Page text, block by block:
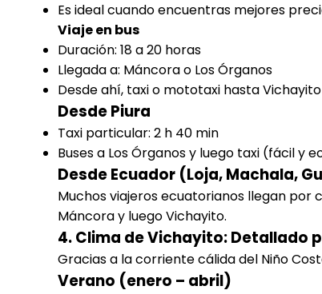
Es ideal cuando encuentras mejores
Viaje en bus
Duración: 18 a 20 horas
Llegada a: Máncora o Los Órganos
Desde ahí, taxi o mototaxi hasta
Desde Piura
Taxi particular: 2 h 40 min
Buses a Los Órganos y luego taxi (fácil y
Desde Ecuador (Loja, Machala,
Muchos viajeros ecuatorianos llegan
Máncora y luego Vichayito.
4. Clima de Vichayito: Detallado
Gracias a la corriente cálida del Niño
Verano (enero – abril)